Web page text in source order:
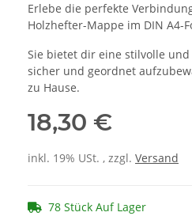
Erlebe die perfekte
Holzhefter-Mappe im DIN A4-
Sie bietet dir eine stilvolle
sicher und geordnet
zu Hause.
18,30 €
inkl. 19% USt. , zzgl. Versand
78 Stück Auf Lager